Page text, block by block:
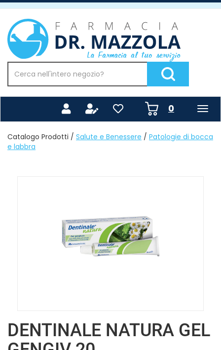
Passa
contenuto
principale
Farmacia
Mazzola
Prodotto
Cerca Prodotto
0prodotti
inseriti
Catalogo Prodotti / Salute e Benessere / Patologie di bocca
e labbra
DENTINALE NATURA GEL